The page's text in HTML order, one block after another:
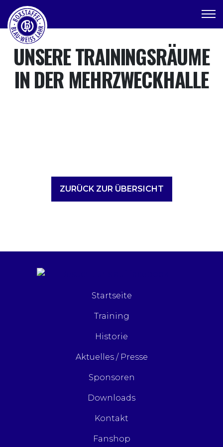
UNSERE TRAININGSRÄUME
IN DER MEHRZWECKHALLE
ZURÜCK ZUR ÜBERSICHT
Startseite
Training
Historie
Aktuelles / Presse
Sponsoren
Downloads
Kontakt
Fanshop